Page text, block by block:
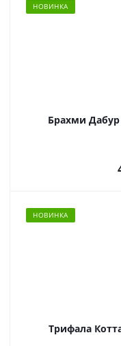
НОВИНКА
Брахми Дабур
НОВИНКА
Трифала